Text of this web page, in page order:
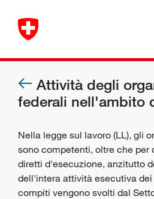
Attività degli
federali nell'ambito
Nella legge sul lavoro (LL), gli
sono competenti, oltre che per
diretti d'esecuzione, anzitutto
dell'intera attività esecutiva
compiti vengono svolti dal